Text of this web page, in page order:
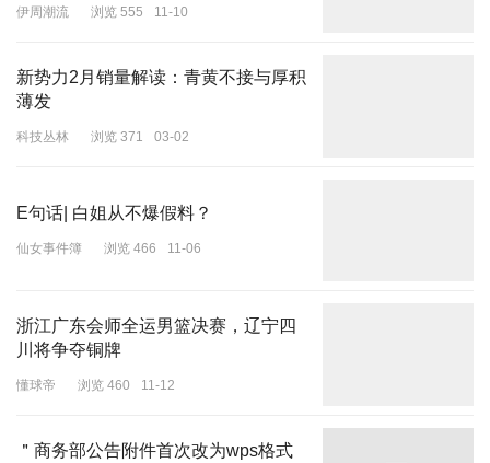
伊周潮流 浏览 555 11-10
新势力2月销量解读：青黄不接与厚积
薄发
科技丛林 浏览 371 03-02
E句话| 白姐从不爆假料？
仙女事件簿 浏览 466 11-06
浙江广东会师全运男篮决赛，辽宁四
川将争夺铜牌
懂球帝 浏览 460 11-12
＂商务部公告附件首次改为wps格式